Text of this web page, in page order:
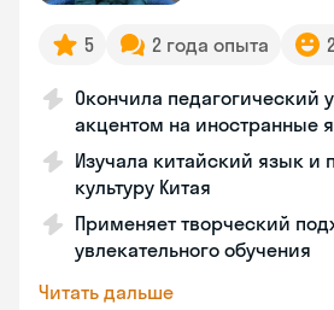
5 2 года опыта
Окончила педагогический
акцентом на иностранные
Изучала китайский язык и
культуру Китая
Применяет творческий
увлекательного обучения
Читать дальше